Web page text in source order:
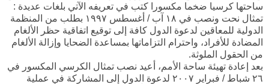
ساحتها كرسيا ضخما مكسورا كتب في تعريفه الآتي بلغات عديدة :
تمثال نحت ونصب في ١٨ آب / أغسطس ١٩٩٧ بطلب من المنظمة
الدولية للمعاقين لدعوة الدول كافة إلى توقيع اتفاقية حظر الألغام
المضادة للأفراد، واحترام التزاماتها بمساعدة الضحايا وإزالة الألغام
من الحقول الملوثة.
بعد إعادة تهيئة ساحة الأمم، أعيد نصب تمثال الكرسي المكسور في
٢٦ شباط / فبراير ٢٠٠٧ لدعوة الدول إلى المشاركة في عملية